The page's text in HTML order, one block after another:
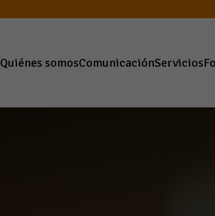
Quiénes somosComunicaciónServicios